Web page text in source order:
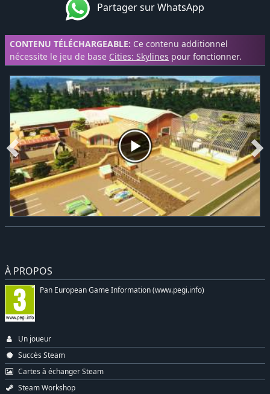
Partager sur WhatsApp
CONTENU TÉLÉCHARGEABLE: Ce contenu additionnel
nécessite le jeu de base Cities: Skylines pour fonctionner.
À PROPOS
Pan European Game Information (www.pegi.info)
Un joueur
Succès Steam
Cartes à échanger Steam
Steam Workshop